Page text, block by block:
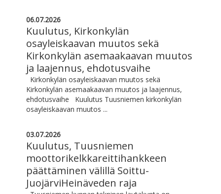
06.07.2026
Kuulutus, Kirkonkylän
osayleiskaavan muutos sekä
Kirkonkylän asemaakaavan muutos
ja laajennus, ehdotusvaihe
Kirkonkylän osayleiskaavan muutos sekä
Kirkonkylän asemaakaavan muutos ja laajennus,
ehdotusvaihe Kuulutus Tuusniemen kirkonkylän
osayleiskaavan muutos ...
03.07.2026
Kuulutus, Tuusniemen
moottorikelkkareittihankkeen
päättäminen välillä Soittu-
JuojärviHeinäveden raja